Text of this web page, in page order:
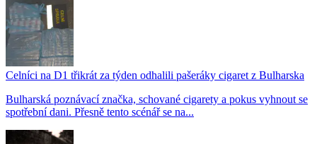
Celníci na D1 třikrát za týden odhalili pašeráky cigaret z Bulharska
Bulharská poznávací značka, schované cigarety a pokus vyhnout se
spotřební dani. Přesně tento scénář se na...